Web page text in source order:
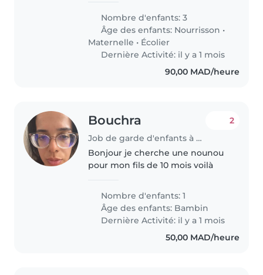
baby and toddler specifically
Play with them and guard..
Nombre d'enfants: 3
Âge des enfants: Nourrisson •
Maternelle • Écolier
Dernière Activité: il y a 1 mois
90,00 MAD/heure
Bouchra
Job de garde d'enfants à Casablanca
2
Bonjour je cherche une nounou
pour mon fils de 10 mois voilà
Nombre d'enfants: 1
Âge des enfants: Bambin
Dernière Activité: il y a 1 mois
50,00 MAD/heure